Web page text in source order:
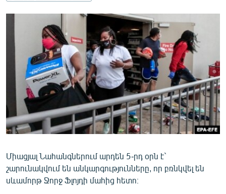
ՏԱՐԱԾԱՇՐՋԱՆ
ՄԻՋԱԶԳԱՅԻՆ
ՄՇԱԿՈՒՅԹ
ՍՊՈՐՏ
ՄԵԿՆԱԲԱՆՈՒԹՅՈՒՆ
ՏՏ ԵՒ ԻՆՏԵՐՆԵՏ
ԱՐԽԻՎ
ՏԵՍԱՆՅՈՒԹԵՐ
Միացյալ Նահանգներում արդեն 5-րդ օրն է`
շարունակվում են անկարգությունները, որ բռնկվել են
սևամորթ Ջորջ Ֆլոյդի մահից հետո։